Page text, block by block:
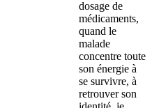
dosage de
médicaments,
quand le
malade
concentre toute
son énergie à
se survivre, à
retrouver son